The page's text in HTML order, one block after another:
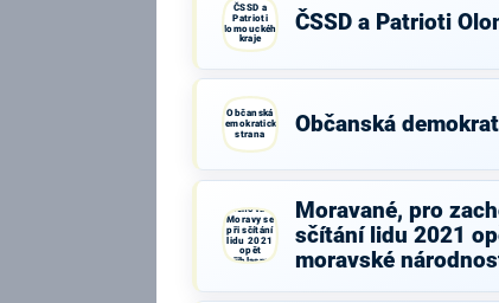
ČSSD a
Patrioti
Olomouckého
kraje
ČSSD a Patrioti
Občanská
demokratická
strana
Občanská
zachování
Moravy se
při sčítání
lidu 2021
opět
přihlasme
Moravané, pro
sčítání lidu 2021
moravské